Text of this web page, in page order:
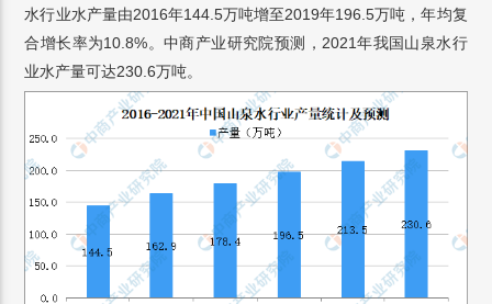
水行业水产量由2016年144.5万吨增至2019年196.5万吨，年均复
合增长率为10.8%。中商产业研究院预测，2021年我国山泉水行
业水产量可达230.6万吨。